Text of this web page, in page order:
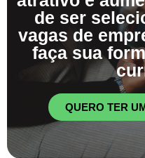
de ser
vagas de
faça sua
QUERO TER